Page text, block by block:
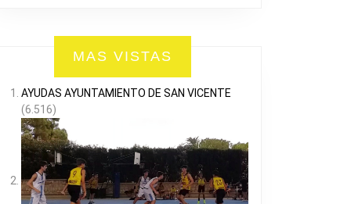
MAS VISTAS
AYUDAS AYUNTAMIENTO DE SAN VICENTE
(6.516)